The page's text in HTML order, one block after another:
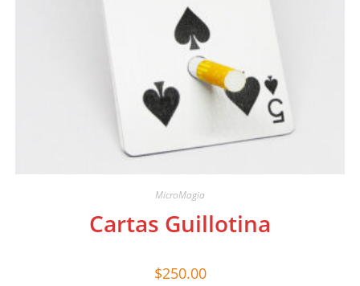
MicroMagia
Cartas Guillotina
$250.00